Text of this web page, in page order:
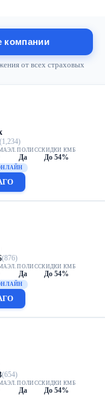
компании
от всех страховых
ЭЛ. ПОЛИС
Да
СКИДКИ КМБ
До 54%
(876)
ЭЛ. ПОЛИС
Да
СКИДКИ КМБ
До 54%
(654)
ЭЛ. ПОЛИС
Да
СКИДКИ КМБ
До 54%